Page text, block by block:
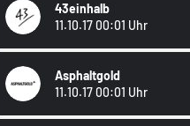
43einhalb
11.10.17 00:01 Uhr
Asphaltgold
11.10.17 00:01 Uhr